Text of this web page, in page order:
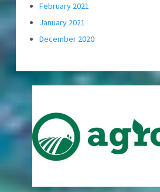
February 2021
January 2021
December 2020